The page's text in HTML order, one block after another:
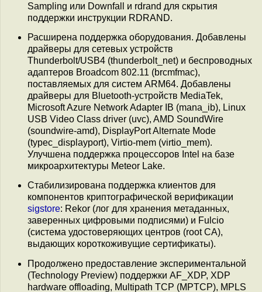
Sampling или Downfall и rdrand для скрытия
поддержки инструкции RDRAND.
Расширена поддержка оборудования. Добавлены
драйверы для сетевых устройств
Thunderbolt/USB4 (thunderbolt_net) и беспроводных
адаптеров Broadcom 802.11 (brcmfmac),
поставляемых для систем ARM64. Добавлены
драйверы для Bluetooth-устройств MediaTek,
Microsoft Azure Network Adapter IB (mana_ib), Linux
USB Video Class driver (uvc), AMD SoundWire
(soundwire-amd), DisplayPort Alternate Mode
(typec_displayport), Virtio-mem (virtio_mem).
Улучшена поддержка процессоров Intel на базе
микроархитектуры Meteor Lake.
Стабилизирована поддержка клиентов для
компонентов криптографической верификации
sigstore: Rekor (лог для хранения метаданных,
заверенных цифровыми подписями) и Fulcio
(система удостоверяющих центров (root CA),
выдающих короткоживущие сертификаты).
Продолжено предоставление экспериментальной
(Technology Preview) поддержки AF_XDP, XDP
hardware offloading, Multipath TCP (MPTCP), MPLS